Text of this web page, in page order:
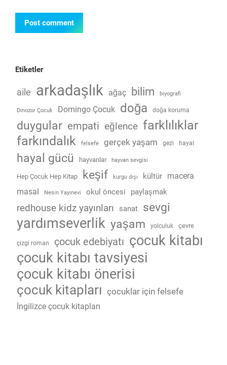
Post comment
Etiketler
aile arkadaşlık ağaç bilim biyografi
Dinozor Çocuk Domingo Çocuk doğa doğa koruma
duygular empati eğlence farklılıklar
farkındalık
felsefe gerçek yaşam gezi hayal
hayal gücü hayvanlar hayvan sevgisi
Hep Çocuk Hep Kitap keşif kurgu dışı kültür
macera
masal
Nesin Yayınevi okul öncesi paylaşmak
redhouse kidz yayınları sanat sevgi
yardımseverlik yaşam yolculuk çevre
çizgi roman çocuk edebiyatı çocuk kitabı
çocuk kitabı tavsiyesi
çocuk kitabı önerisi
çocuk kitapları çocuklar için felsefe
İngilizce çocuk kitapları